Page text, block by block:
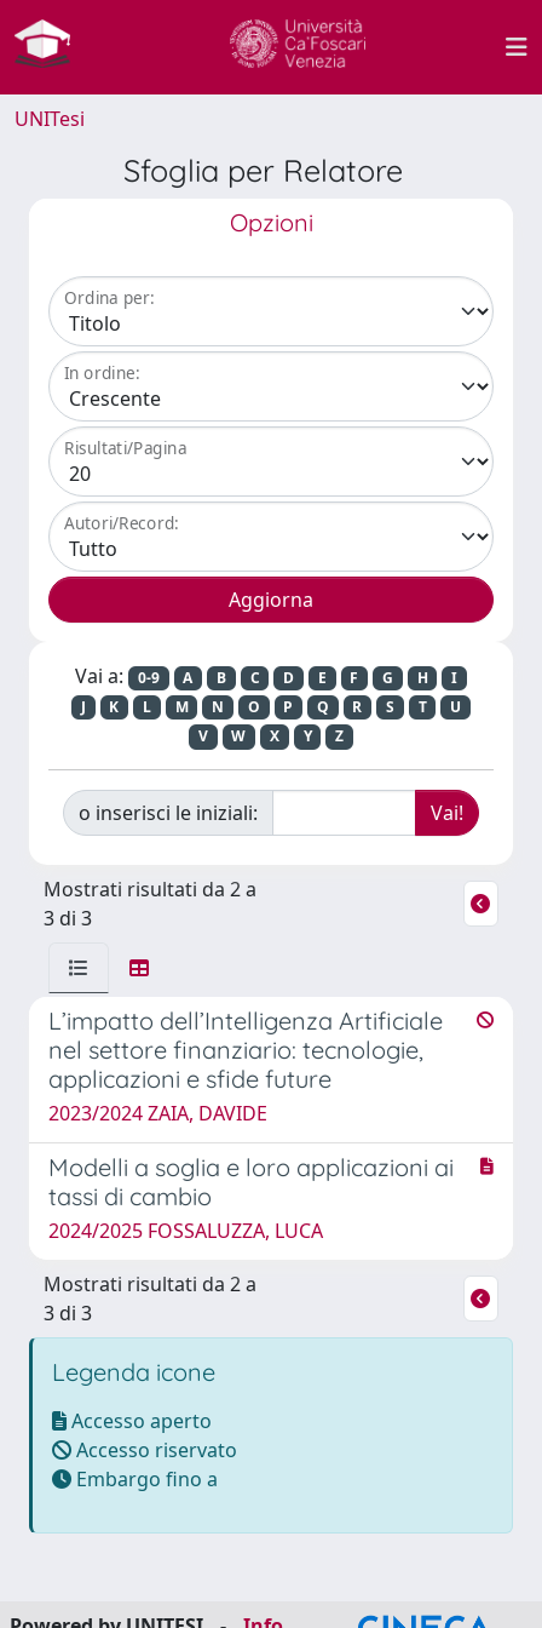
UNITesi
Sfoglia per Relatore
Opzioni
Ordina per:
In ordine:
Risultati/Pagina
Autori/Record:
Vai a: 0-9 A B C D E F G H
I
J
K L M N O P Q R S T
U
V
W X Y Z
o inserisci le iniziali:
Mostrati risultati da 2 a
3 di 3
L’impatto dell’Intelligenza Artificiale
nel settore finanziario: tecnologie,
applicazioni e sfide future
2023/2024 ZAIA, DAVIDE
Modelli a soglia e loro applicazioni ai
tassi di cambio
2024/2025 FOSSALUZZA, LUCA
Mostrati risultati da 2 a
3 di 3
Legenda icone
Accesso aperto
Accesso riservato
Embargo fino a